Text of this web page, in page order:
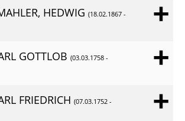
HEDWIG (18.02.1867 -
GOTTLOB (03.03.1758 -
FRIEDRICH (07.03.1752 -